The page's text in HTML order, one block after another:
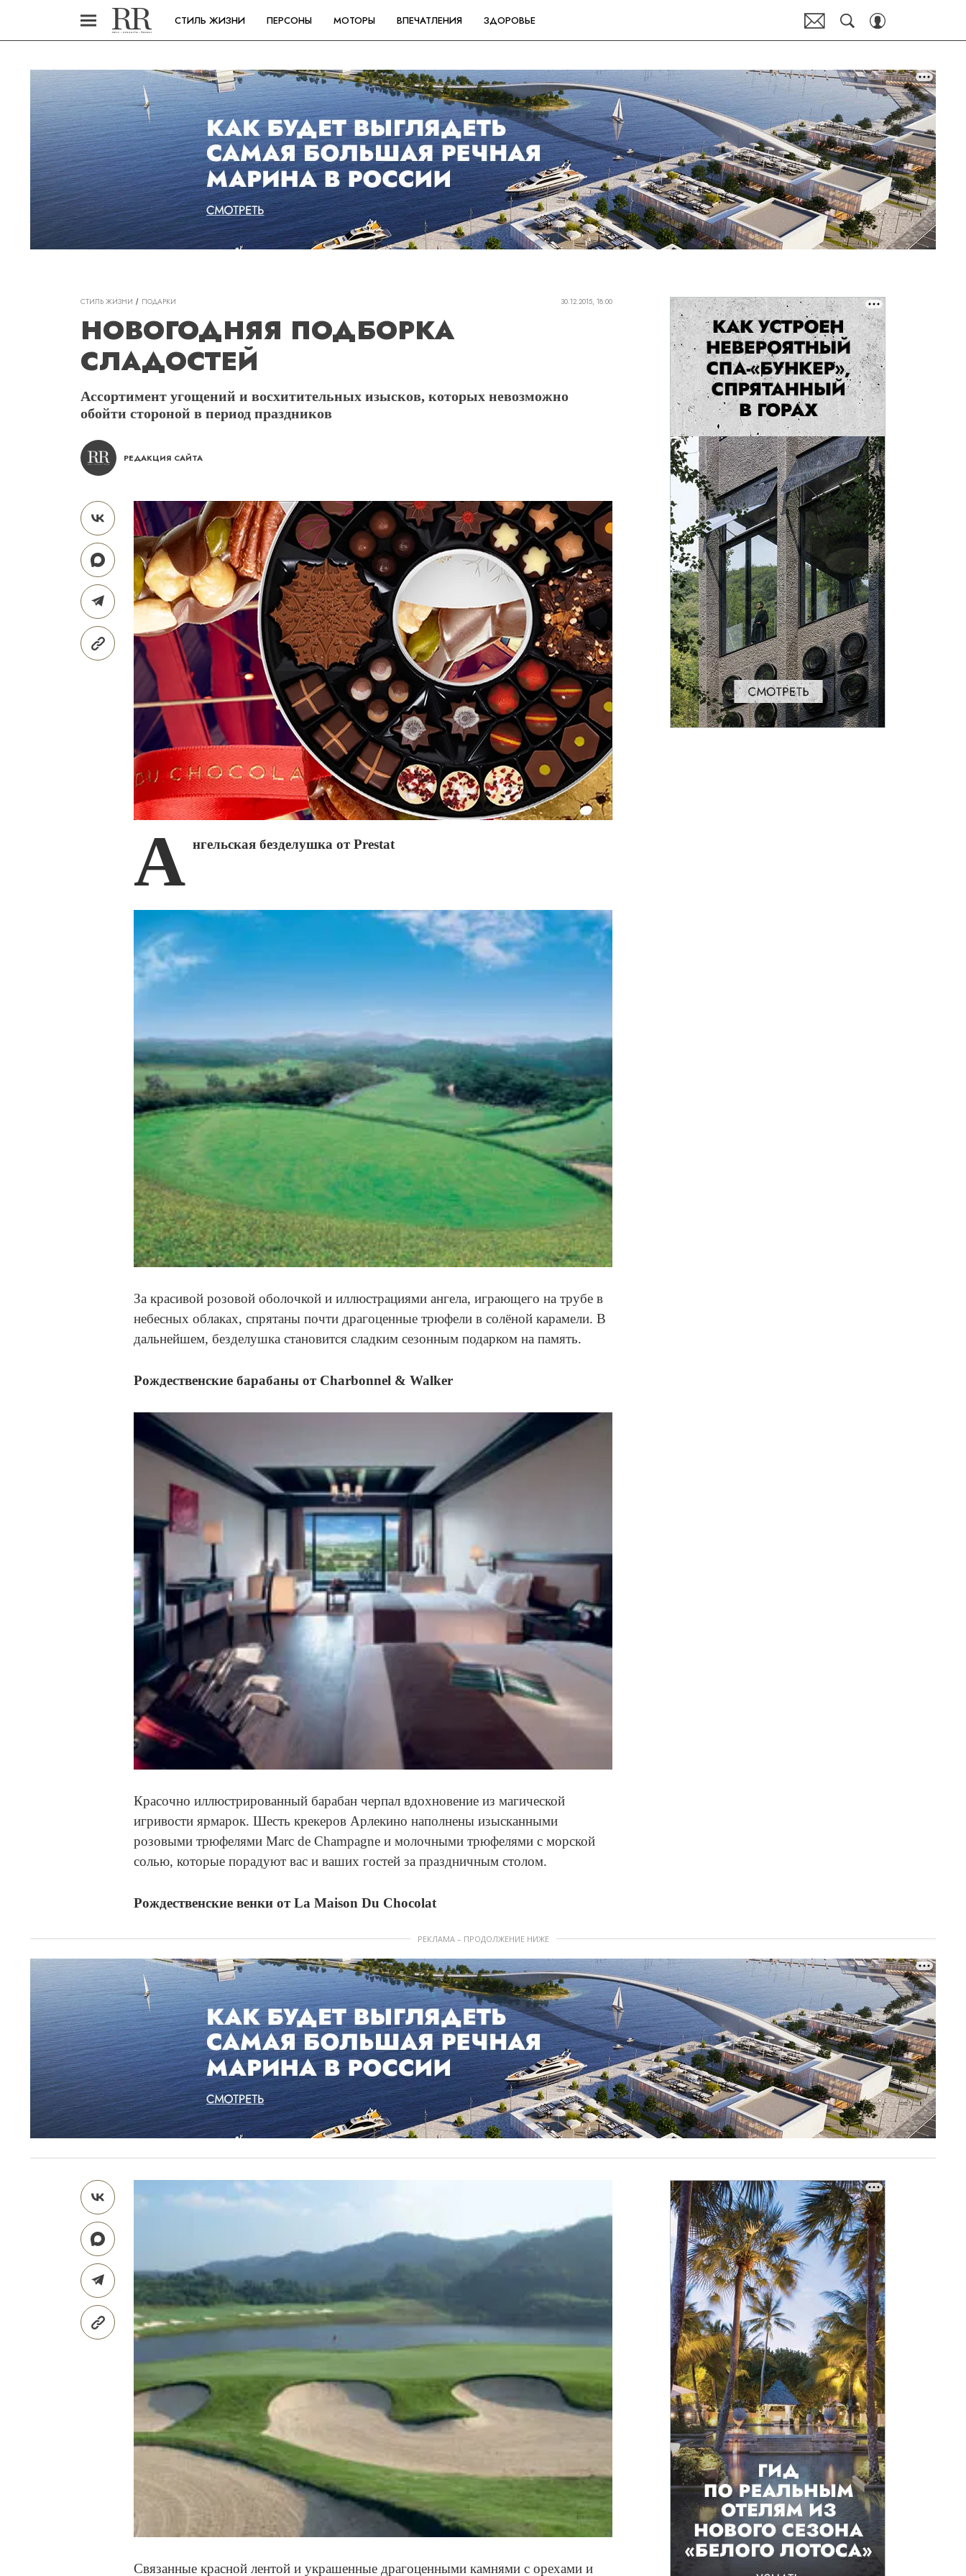
СТИЛЬ ЖИЗНИ ПЕРСОНЫ МОТОРЫ ВПЕЧАТЛЕНИЯ ЗДОРОВЬЕ
СТИЛЬ ЖИЗНИ ПОДАРКИ 30.12.2015, 18:00
НОВОГОДНЯЯ ПОДБОРКА
СЛАДОСТЕЙ
Ассортимент угощений и восхитительных изысков, которых невозможно
обойти стороной в период праздников
РЕДАКЦИЯ САЙТА
А нгельская безделушка от Prestat
За красивой розовой оболочкой и иллюстрациями ангела, играющего на трубе в
небесных облаках, спрятаны почти драгоценные трюфели в солёной карамели. В
дальнейшем, безделушка становится сладким сезонным подарком на память.
Рождественские барабаны от Charbonnel & Walker
Красочно иллюстрированный барабан черпал вдохновение из магической
игривости ярмарок. Шесть крекеров Арлекино наполнены изысканными
розовыми трюфелями Marc de Champagne и молочными трюфелями с морской
солью, которые порадуют вас и ваших гостей за праздничным столом.
Рождественские венки от La Maison Du Chocolat
РЕКЛАМА – ПРОДОЛЖЕНИЕ НИЖЕ
Связанные красной лентой и украшенные драгоценными камнями с орехами и